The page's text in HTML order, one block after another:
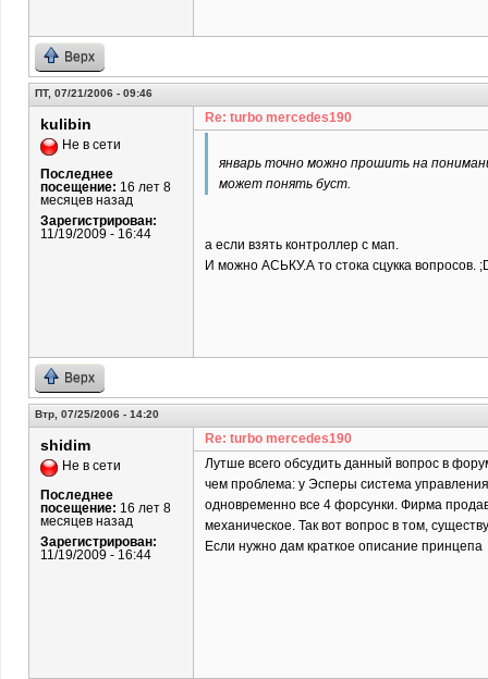
Верх
ПТ, 07/21/2006 - 09:46
kulibin
Не в сети
Последнее
посещение: 16 лет 8
месяцев назад
Зарегистрирован:
11/19/2009 - 16:44
Re: turbo mercedes190
январь точно можно прошить на
может понять буст.
а если взять контроллер с мап.
И можно АСЬКУ.А то стока сцукка вопросов.
Верх
Втр, 07/25/2006 - 14:20
shidim
Не в сети
Последнее
посещение: 16 лет 8
месяцев назад
Зарегистрирован:
11/19/2009 - 16:44
Re: turbo mercedes190
Лутше всего обсудить данный вопрос в
чем проблема: у Эсперы система
одновременно все 4 форсунки. Фирма
механическое. Так вот вопрос в том,
Если нужно дам краткое описание